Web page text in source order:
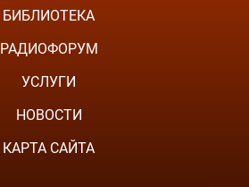
БИБЛИОТЕКА
РАДИОФОРУМ
УСЛУГИ
НОВОСТИ
КАРТА САЙТА